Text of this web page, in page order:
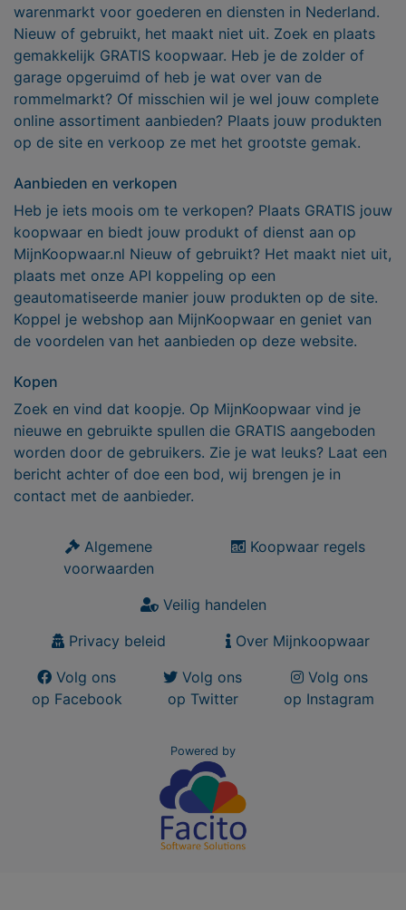
warenmarkt voor goederen en diensten in Nederland.
Nieuw of gebruikt, het maakt niet uit. Zoek en plaats
gemakkelijk GRATIS koopwaar. Heb je de zolder of
garage opgeruimd of heb je wat over van de
rommelmarkt? Of misschien wil je wel jouw complete
online assortiment aanbieden? Plaats jouw produkten
op de site en verkoop ze met het grootste gemak.
Aanbieden en verkopen
Heb je iets moois om te verkopen? Plaats GRATIS jouw
koopwaar en biedt jouw produkt of dienst aan op
MijnKoopwaar.nl Nieuw of gebruikt? Het maakt niet uit,
plaats met onze API koppeling op een
geautomatiseerde manier jouw produkten op de site.
Koppel je webshop aan MijnKoopwaar en geniet van
de voordelen van het aanbieden op deze website.
Kopen
Zoek en vind dat koopje. Op MijnKoopwaar vind je
nieuwe en gebruikte spullen die GRATIS aangeboden
worden door de gebruikers. Zie je wat leuks? Laat een
bericht achter of doe een bod, wij brengen je in
contact met de aanbieder.
Algemene
voorwaarden
Koopwaar regels
Veilig handelen
Privacy beleid
Over Mijnkoopwaar
Volg ons
op Facebook
Volg ons
op Twitter
Volg ons
op Instagram
Powered by